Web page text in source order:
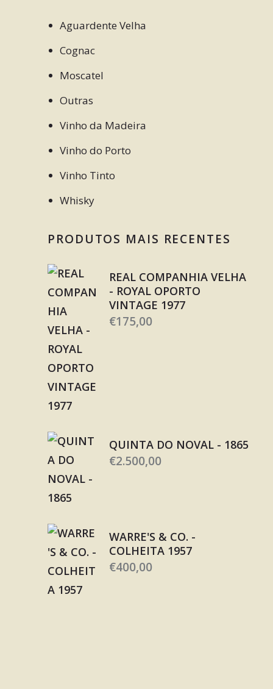
Aguardente Velha
Cognac
Moscatel
Outras
Vinho da Madeira
Vinho do Porto
Vinho Tinto
Whisky
PRODUTOS MAIS RECENTES
REAL COMPANHIA VELHA
- ROYAL OPORTO
VINTAGE 1977
€175,00
QUINTA DO NOVAL - 1865
€2.500,00
WARRE'S & CO. -
COLHEITA 1957
€400,00